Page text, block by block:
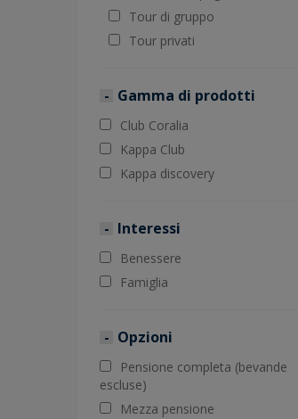
Tour di gruppo
Tour privati
Gamma di prodotti
Club Coralia
Kappa Club
Kappa discovery
Interessi
Benessere
Famiglia
Opzioni
Pensione completa (bevande
escluse)
Mezza pensione